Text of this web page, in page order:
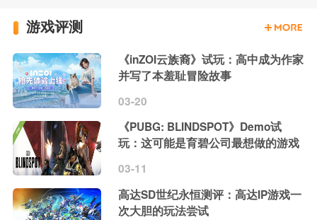
游戏评测
《inZOI云族裔》试玩：高中成为作家
并写了本羞耻冒险故事
03-20
《PUBG: BLINDSPOT》Demo试
玩：这可能是育碧公司最想做的游戏
03-11
高达SD世纪永恒测评：高达IP游戏一
次大胆的玩法尝试